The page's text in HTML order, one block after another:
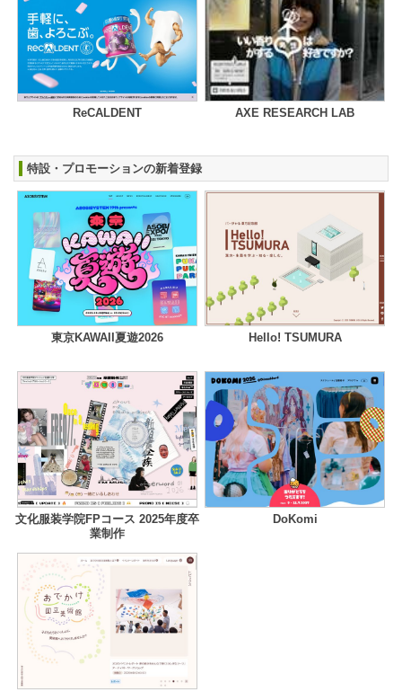
ReCALDENT AXE RESEARCH LAB
特設・プロモーションの新着登録
東京KAWAII夏遊2026 Hello! TSUMURA
文化服装学院FPコース 2025年度卒
業制作
DoKomi